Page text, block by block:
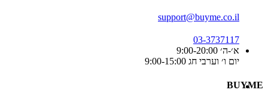
support@buyme.co.il
03-3737117
א׳-ה׳ 9:00-20:00
יום ו׳ וערבי חג 9:00-15:00
BUYME